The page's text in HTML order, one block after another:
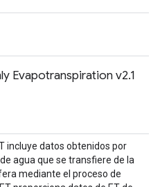
Evapotranspiration v2.1
incluye datos obtenidos por
agua que se transfiere de la
mediante el proceso de